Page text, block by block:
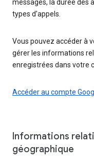
messages, la durée des
types d'appels.
Vous pouvez accéder à
gérer les informations
enregistrées dans votre
Accéder au compte
Informations
géographique